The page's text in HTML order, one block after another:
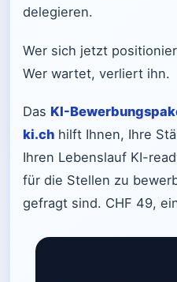
delegieren.
Wer sich jetzt
Wer wartet, verliert ihn.
Das KI-
ki.ch hilft Ihnen, Ihre
Ihren Lebenslauf KI-
für die Stellen zu
gefragt sind. CHF 49,